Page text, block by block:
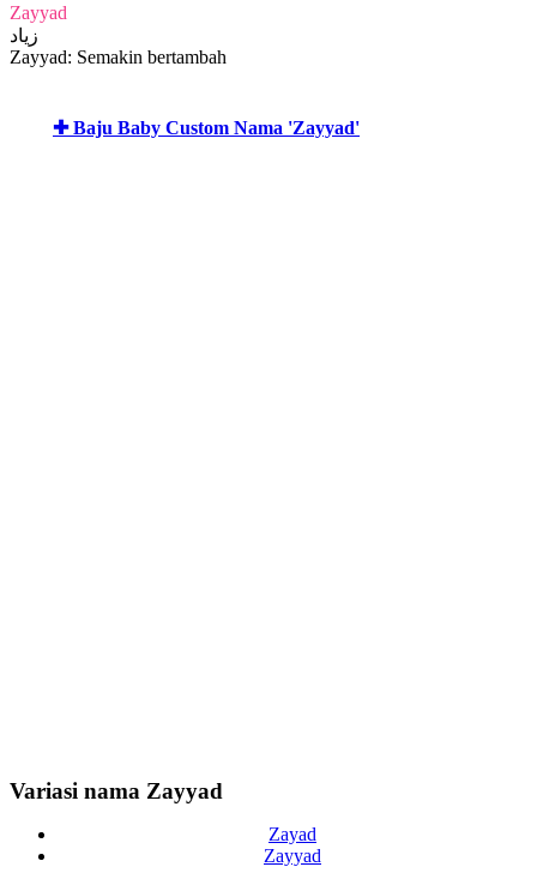
Zayyad
زياد
Zayyad: Semakin bertambah
✚ Baju Baby Custom Nama 'Zayyad'
Variasi nama Zayyad
Zayad
Zayyad